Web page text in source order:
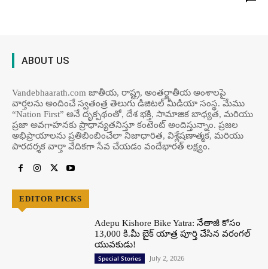
ABOUT US
Vandebhaarath.com జాతీయ, రాష్ట్ర, అంతర్జాతీయ అంశాలపై
వార్తలను అందించే స్వతంత్ర తెలుగు డిజిటల్ మీడియా సంస్థ. మేము
“Nation First” అనే దృక్పథంతో, దేశ భక్తి, సామాజిక బాధ్యత, మరియు
ప్రజా అవగాహనకు ప్రాధాన్యతనిస్తూ కంటెంట్ అందిస్తున్నాం. ప్రజల
అభిప్రాయాలను ప్రతిబింబించేలా నిజాధారిత, విశ్లేషణాత్మక, మరియు
పారదర్శక వార్తా వేదికగా సేవ చేయడం వందేభార‌త్ ల‌క్ష్యం.
EDITOR PICKS
Adepu Kishore Bike Yatra: నేతాజీ కోసం
13,000 కి.మీ బైక్ యాత్ర పూర్తి చేసిన వరంగల్
యువకుడు!
Special Stories July 2, 2026